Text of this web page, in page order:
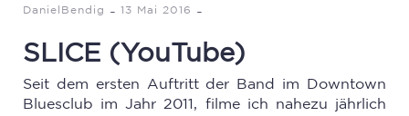
DanielBendig - 13 Mai 2016 -
SLICE (YouTube)
Seit dem ersten Auftritt der Band im Downtown
Bluesclub im Jahr 2011, filme ich nahezu jährlich